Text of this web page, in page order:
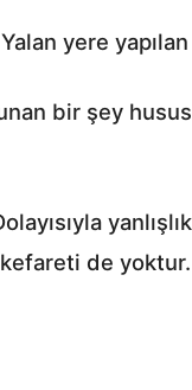
yere
bir şey
de